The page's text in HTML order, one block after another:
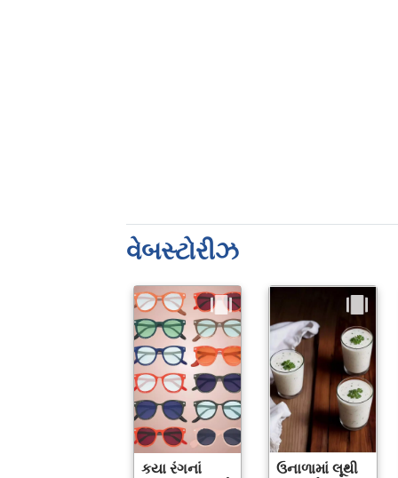
વેબસ્ટોરીઝ
કયા રંગનાં ઉનાળામાં લૂથી